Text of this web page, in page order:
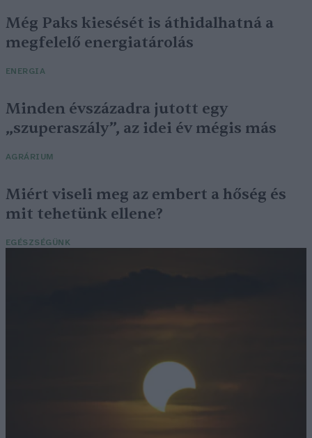
Még Paks kiesését is áthidalhatná a
megfelelő energiatárolás
ENERGIA
Minden évszázadra jutott egy
„szuperaszály”, az idei év mégis más
AGRÁRIUM
Miért viseli meg az embert a hőség és
mit tehetünk ellene?
EGÉSZSÉGÜNK